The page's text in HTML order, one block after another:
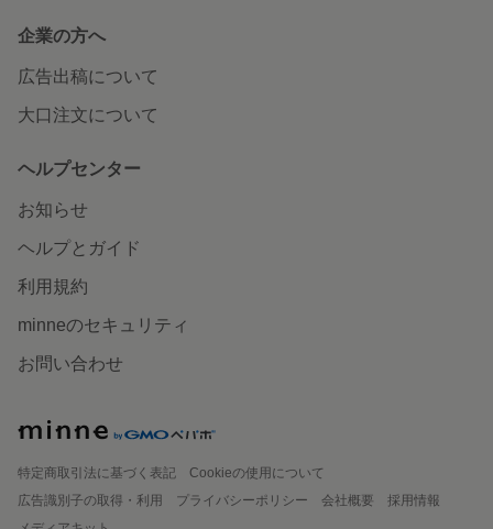
企業の方へ
広告出稿について
大口注文について
ヘルプセンター
お知らせ
ヘルプとガイド
利用規約
minneのセキュリティ
お問い合わせ
特定商取引法に基づく表記
Cookieの使用について
広告識別子の取得・利用
プライバシーポリシー 会社概要
採用情報